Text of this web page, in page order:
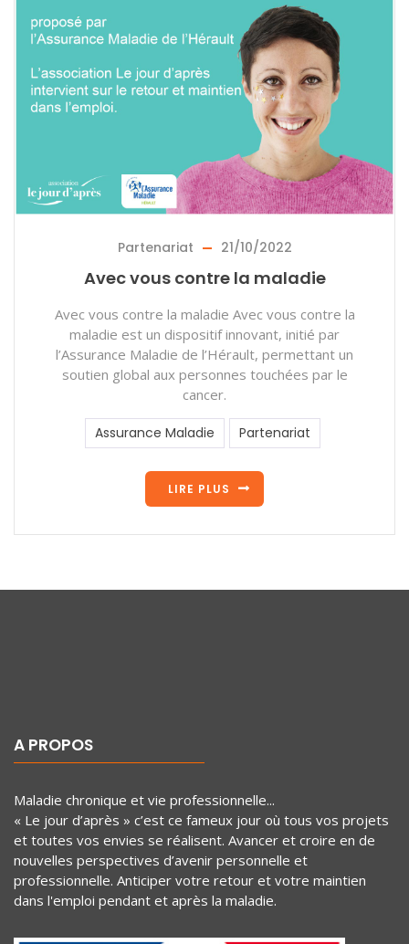
Partenariat 21/10/2022
Avec vous contre la maladie
Avec vous contre la maladie Avec vous contre la
maladie est un dispositif innovant, initié par
l’Assurance Maladie de l’Hérault, permettant un
soutien global aux personnes touchées par le
cancer.
Assurance Maladie Partenariat
LIRE PLUS
A PROPOS
Maladie chronique et vie professionnelle...
« Le jour d’après » c’est ce fameux jour où tous vos projets
et toutes vos envies se réalisent. Avancer et croire en de
nouvelles perspectives d’avenir personnelle et
professionnelle. Anticiper votre retour et votre maintien
dans l'emploi pendant et après la maladie.